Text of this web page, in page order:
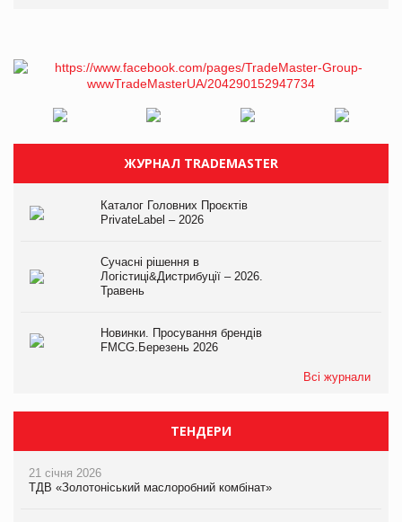
ЖУРНАЛ TRADEMASTER
Каталог Головних Проєктів
PrivateLabel – 2026
Сучасні рішення в
Логістиці&Дистрибуції – 2026.
Травень
Новинки. Просування брендів
FMCG.Березень 2026
Всі журнали
ТЕНДЕРИ
21 січня 2026
ТДВ «Золотоніський маслоробний комбінат»